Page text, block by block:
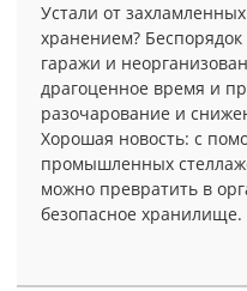
Устали от
хранением?
гаражи и
драгоценное время и
разочарование и
Хорошая новость: с
промышленных
можно превратить в
безопасное хранилище.